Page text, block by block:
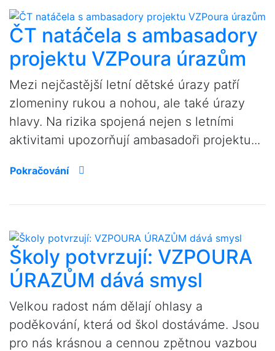
ČT natáčela s ambasadory
projektu VZPoura úrazům
Mezi nejčastější letní dětské úrazy patří
zlomeniny rukou a nohou, ale také úrazy
hlavy. Na rizika spojená nejen s letními
aktivitami upozorňují ambasadoři projektu...
Pokračování
Školy potvrzují: VZPOURA
ÚRAZŮM dává smysl
Velkou radost nám dělají ohlasy a
poděkování, která od škol dostáváme. Jsou
pro nás krásnou a cennou zpětnou vazbou